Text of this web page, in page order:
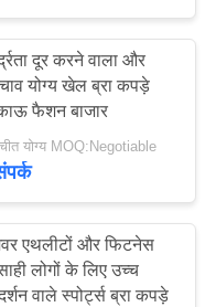
दूर करने वाला और
योग्य खेल ब्रा कपड़े
फैशन बाजार
योग्य MOQ:Negotiable
एथलीटों और फिटनेस
लोगों के लिए उच्च
वाले स्पोर्ट्स ब्रा कपड़े